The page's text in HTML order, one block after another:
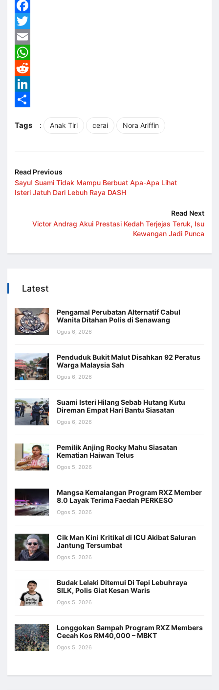
Facebook
Twitter
Email
WhatsApp
Reddit
LinkedIn
Tags
: Anak Tiri cerai Nora Ariffin
Read Previous
Sayu! Suami Tidak Mampu Berbuat Apa-Apa Lihat
Isteri Jatuh Dari Lebuh Raya DASH
Read Next
Victor Andrag Akui Prestasi Kedah Terjejas Teruk, Isu
Kewangan Jadi Punca
Latest
Pengamal Perubatan Alternatif Cabul
Wanita Ditahan Polis di Senawang
Ogos 6, 2026
Penduduk Bukit Malut Disahkan 92 Peratus
Warga Malaysia Sah
Ogos 6, 2026
Suami Isteri Hilang Sebab Hutang Kutu
Direman Empat Hari Bantu Siasatan
Ogos 6, 2026
Pemilik Anjing Rocky Mahu Siasatan
Kematian Haiwan Telus
Ogos 5, 2026
Mangsa Kemalangan Program RXZ Member
8.0 Layak Terima Faedah PERKESO
Ogos 5, 2026
Cik Man Kini Kritikal di ICU Akibat Saluran
Jantung Tersumbat
Ogos 5, 2026
Budak Lelaki Ditemui Di Tepi Lebuhraya
SILK, Polis Giat Kesan Waris
Ogos 5, 2026
Longgokan Sampah Program RXZ Members
Cecah Kos RM40,000 – MBKT
Ogos 5, 2026